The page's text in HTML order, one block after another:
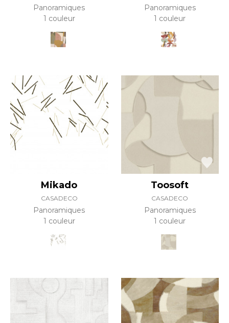
Panoramiques
1 couleur
Panoramiques
1 couleur
Mikado
CASADECO
Panoramiques
1 couleur
Toosoft
CASADECO
Panoramiques
1 couleur